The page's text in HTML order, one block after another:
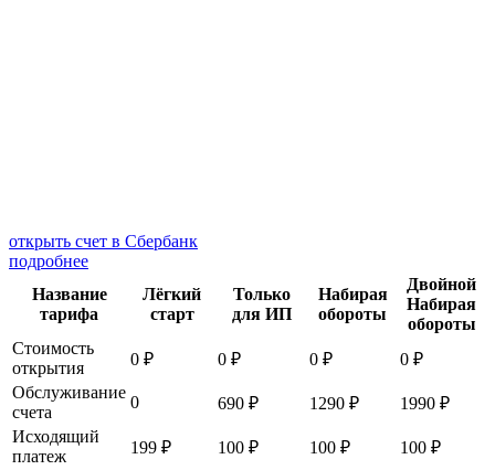
открыть счет в Сбербанк
подробнее
Название
тарифа
Лёгкий
старт
Только
для ИП
Набирая
обороты
Двойной
Набирая
обороты
Стоимость
открытия
0 ₽ 0 ₽ 0 ₽
0 ₽
Обслуживание
счета
0 690 ₽ 1290 ₽
1990 ₽
Исходящий
платеж
199 ₽ 100 ₽ 100 ₽ 100 ₽